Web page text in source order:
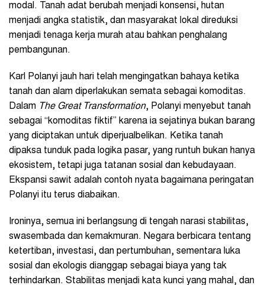
modal. Tanah adat berubah menjadi konsensi, hutan
menjadi angka statistik, dan masyarakat lokal direduksi
menjadi tenaga kerja murah atau bahkan penghalang
pembangunan.
Karl Polanyi jauh hari telah mengingatkan bahaya ketika
tanah dan alam diperlakukan semata sebagai komoditas.
Dalam The Great Transformation, Polanyi menyebut tanah
sebagai “komoditas fiktif” karena ia sejatinya bukan barang
yang diciptakan untuk diperjualbelikan. Ketika tanah
dipaksa tunduk pada logika pasar, yang runtuh bukan hanya
ekosistem, tetapi juga tatanan sosial dan kebudayaan.
Ekspansi sawit adalah contoh nyata bagaimana peringatan
Polanyi itu terus diabaikan.
Ironinya, semua ini berlangsung di tengah narasi stabilitas,
swasembada dan kemakmuran. Negara berbicara tentang
ketertiban, investasi, dan pertumbuhan, sementara luka
sosial dan ekologis dianggap sebagai biaya yang tak
terhindarkan. Stabilitas menjadi kata kunci yang mahal, dan